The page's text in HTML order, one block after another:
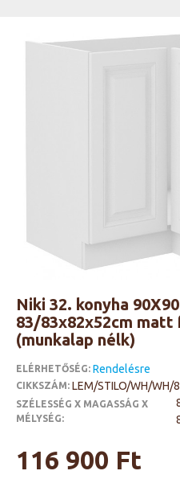
Niki 32. konyha
83/83x82x52cm
(munkalap nélk)
ELÉRHETŐSÉG: Rendelésre
CIKKSZÁM: LEM/STILO/WH/WH/
SZÉLESSÉG X MAGASSÁG X
MÉLYSÉG:
116 900 Ft